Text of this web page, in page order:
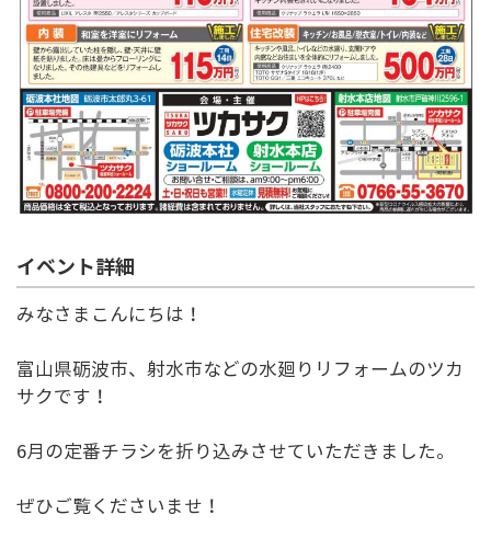
イベント詳細
みなさまこんにちは！
富山県砺波市、射水市などの水廻りリフォームのツカ
サクです！
6月の定番チラシを折り込みさせていただきました。
ぜひご覧くださいませ！